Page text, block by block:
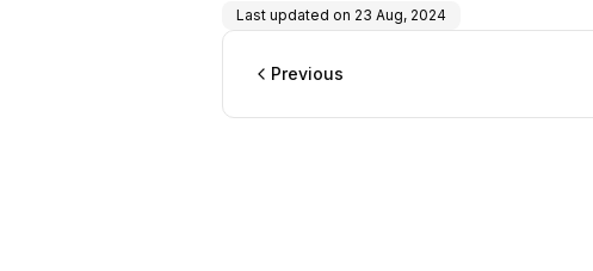
Last updated on 23 Aug, 2024
Previous